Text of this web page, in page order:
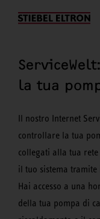
Chi siamo
la tua
Il nostro Internet
controllare la tua
collegati alla tua
il tuo sistema
Hai accesso a una
della tua pompa di